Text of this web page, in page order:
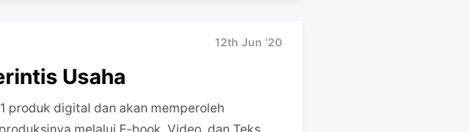
12th Jun '20
Usaha
produk digital dan akan memperoleh